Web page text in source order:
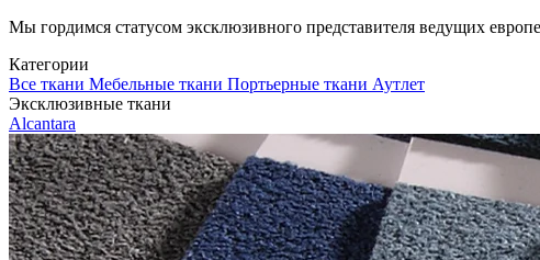
Мы гордимся статусом эксклюзивного представителя ведущих
Категории
Все ткани Мебельные ткани Портьерные ткани Аутлет
Эксклюзивные ткани
Alcantara